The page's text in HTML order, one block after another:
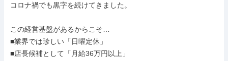
コロナ禍でも黒字を続けてきました。
この経営基盤があるからこそ…
■業界では珍しい「日曜定休」
■店長候補として「月給36万円以上」